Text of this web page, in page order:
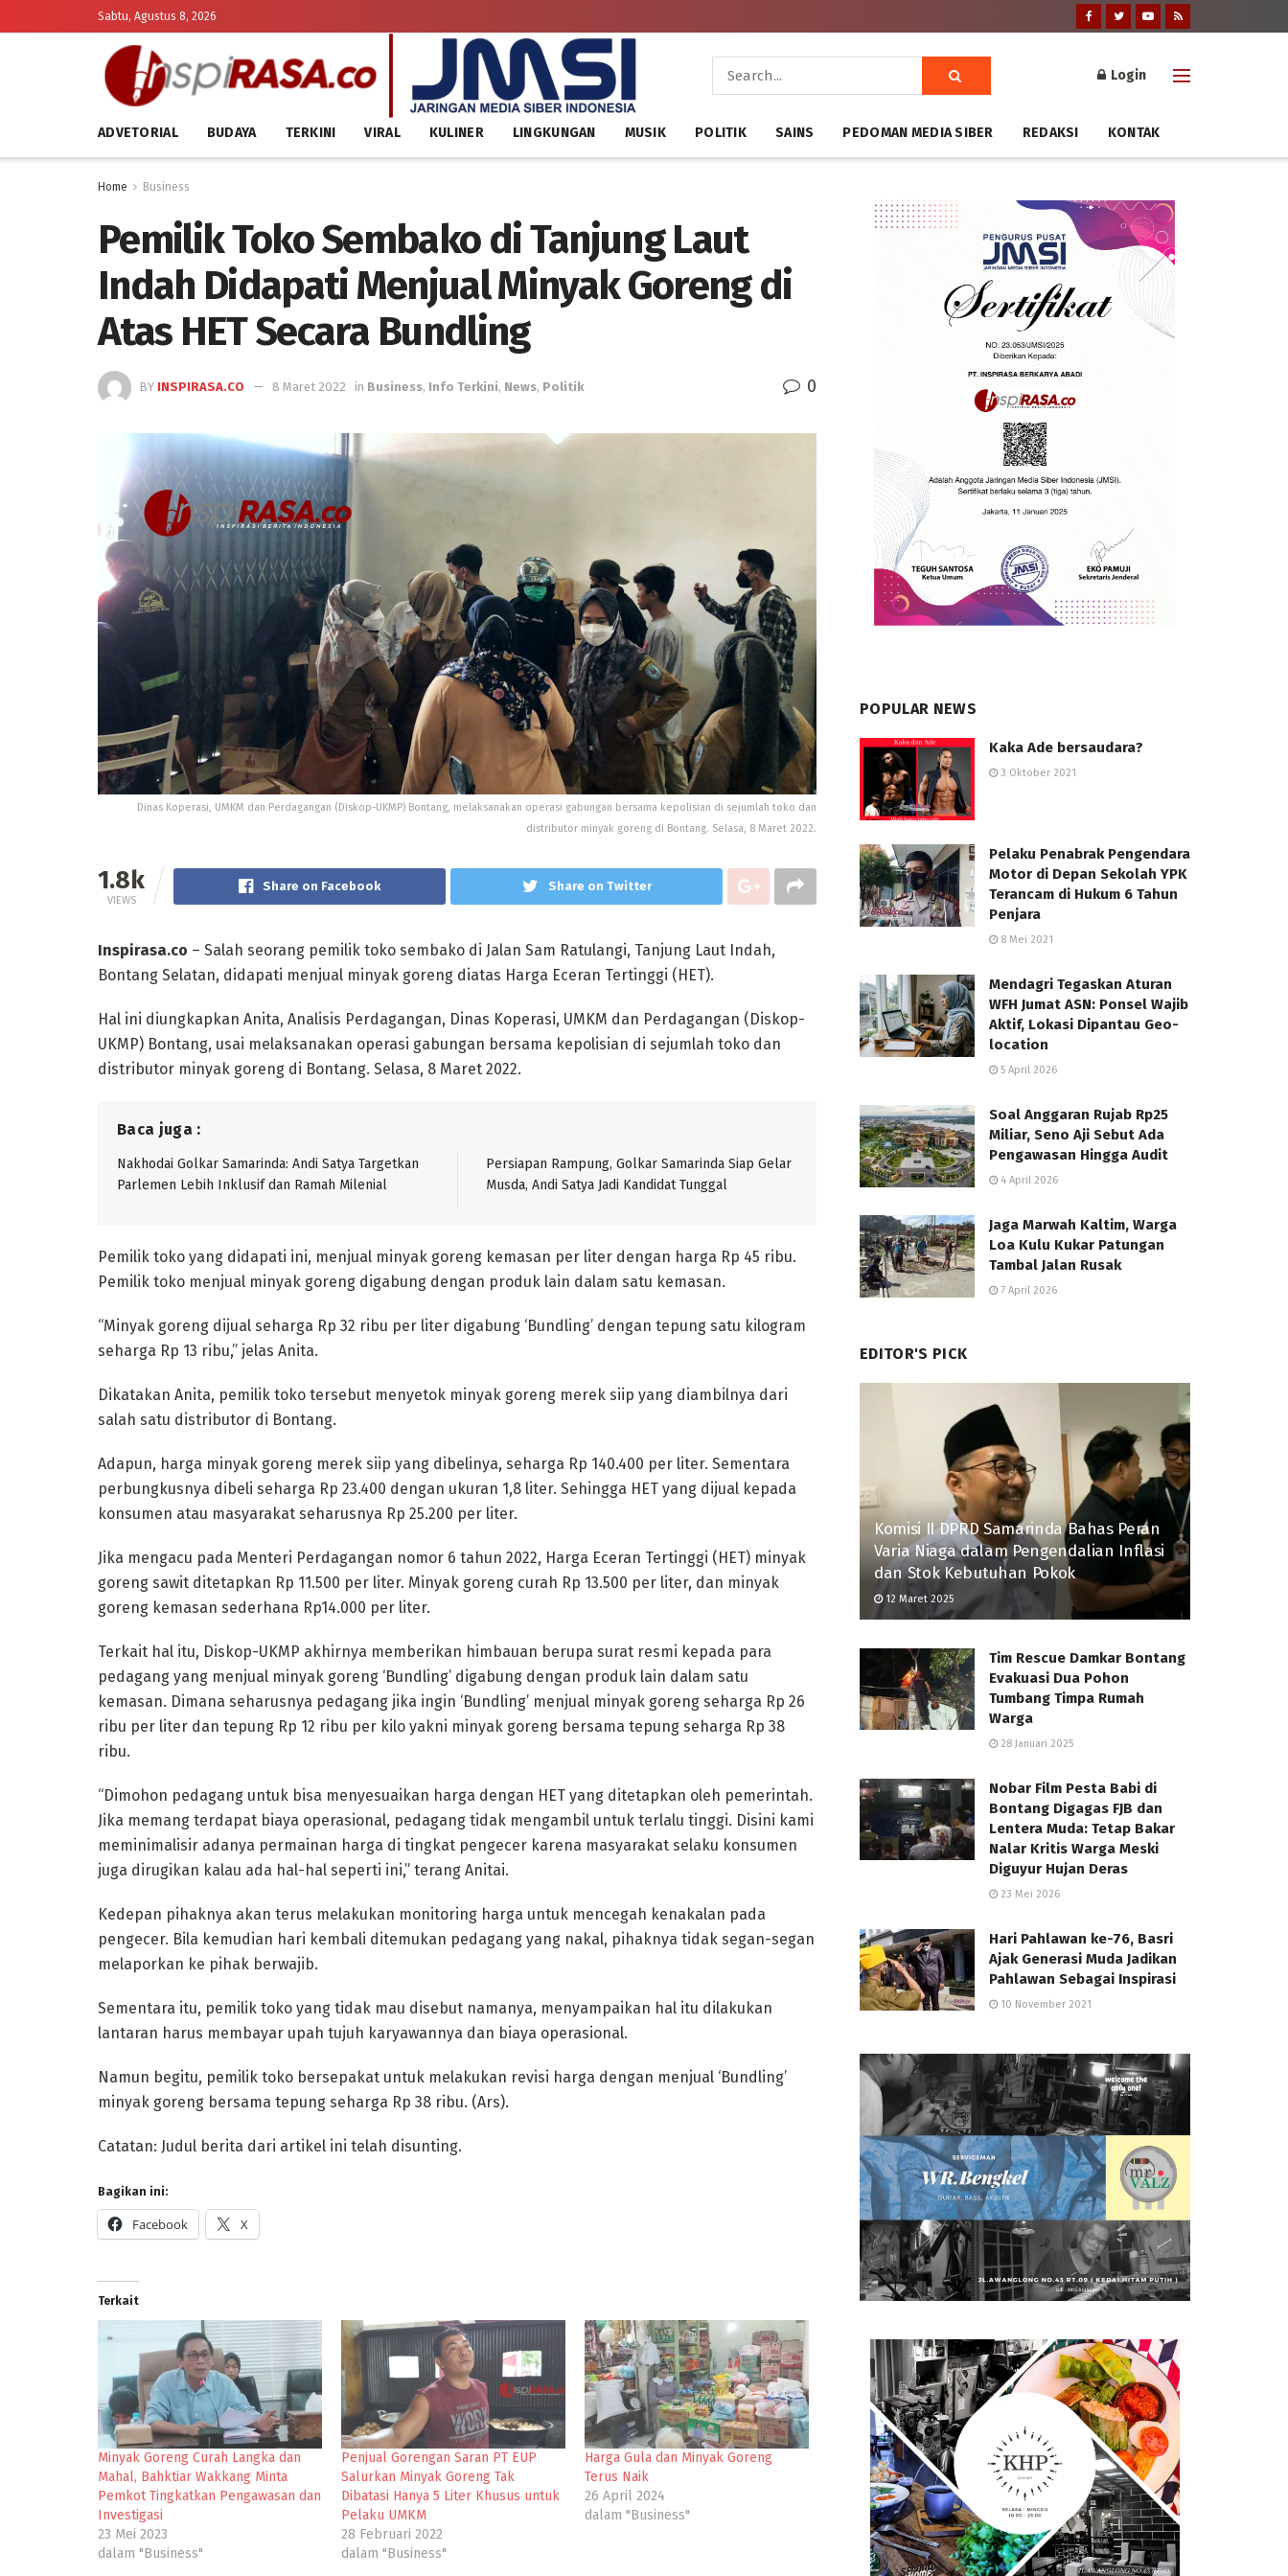
Sabtu, Agustus 8, 2026
Login
ADVETORIAL BUDAYA TERKINI VIRAL KULINER LINGKUNGAN MUSIK POLITIK SAINS PEDOMAN MEDIA SIBER REDAKSI KONTAK
Home Business
Pemilik Toko Sembako di Tanjung Laut
Indah Didapati Menjual Minyak Goreng di
Atas HET Secara Bundling
BY INSPIRASA.CO 8 Maret 2022 in Business, Info Terkini, News, Politik 0
Dinas Koperasi, UMKM dan Perdagangan (Diskop-UKMP) Bontang, melaksanakan operasi gabungan bersama kepolisian di sejumlah toko dan
distributor minyak goreng di Bontang. Selasa, 8 Maret 2022.
1.8k
VIEWS
Share on Facebook Share on Twitter
Inspirasa.co – Salah seorang pemilik toko sembako di Jalan Sam Ratulangi, Tanjung Laut Indah,
Bontang Selatan, didapati menjual minyak goreng diatas Harga Eceran Tertinggi (HET).
Hal ini diungkapkan Anita, Analisis Perdagangan, Dinas Koperasi, UMKM dan Perdagangan (Diskop-
UKMP) Bontang, usai melaksanakan operasi gabungan bersama kepolisian di sejumlah toko dan
distributor minyak goreng di Bontang. Selasa, 8 Maret 2022.
Baca juga :
Nakhodai Golkar Samarinda: Andi Satya Targetkan
Parlemen Lebih Inklusif dan Ramah Milenial
Persiapan Rampung, Golkar Samarinda Siap Gelar
Musda, Andi Satya Jadi Kandidat Tunggal
Pemilik toko yang didapati ini, menjual minyak goreng kemasan per liter dengan harga Rp 45 ribu.
Pemilik toko menjual minyak goreng digabung dengan produk lain dalam satu kemasan.
“Minyak goreng dijual seharga Rp 32 ribu per liter digabung ‘Bundling’ dengan tepung satu kilogram
seharga Rp 13 ribu,” jelas Anita.
Dikatakan Anita, pemilik toko tersebut menyetok minyak goreng merek siip yang diambilnya dari
salah satu distributor di Bontang.
Adapun, harga minyak goreng merek siip yang dibelinya, seharga Rp 140.400 per liter. Sementara
perbungkusnya dibeli seharga Rp 23.400 dengan ukuran 1,8 liter. Sehingga HET yang dijual kepada
konsumen atau masyarakat seharusnya Rp 25.200 per liter.
Jika mengacu pada Menteri Perdagangan nomor 6 tahun 2022, Harga Eceran Tertinggi (HET) minyak
goreng sawit ditetapkan Rp 11.500 per liter. Minyak goreng curah Rp 13.500 per liter, dan minyak
goreng kemasan sederhana Rp14.000 per liter.
Terkait hal itu, Diskop-UKMP akhirnya memberikan himbauan berupa surat resmi kepada para
pedagang yang menjual minyak goreng ‘Bundling’ digabung dengan produk lain dalam satu
kemasan. Dimana seharusnya pedagang jika ingin ‘Bundling’ menjual minyak goreng seharga Rp 26
ribu per liter dan tepung Rp 12 ribu per kilo yakni minyak goreng bersama tepung seharga Rp 38
ribu.
“Dimohon pedagang untuk bisa menyesuaikan harga dengan HET yang ditetapkan oleh pemerintah.
Jika memang terdapat biaya operasional, pedagang tidak mengambil untuk terlalu tinggi. Disini kami
meminimalisir adanya permainan harga di tingkat pengecer karena masyarakat selaku konsumen
juga dirugikan kalau ada hal-hal seperti ini,” terang Anitai.
Kedepan pihaknya akan terus melakukan monitoring harga untuk mencegah kenakalan pada
pengecer. Bila kemudian hari kembali ditemukan pedagang yang nakal, pihaknya tidak segan-segan
melaporkan ke pihak berwajib.
Sementara itu, pemilik toko yang tidak mau disebut namanya, menyampaikan hal itu dilakukan
lantaran harus membayar upah tujuh karyawannya dan biaya operasional.
Namun begitu, pemilik toko bersepakat untuk melakukan revisi harga dengan menjual ‘Bundling’
minyak goreng bersama tepung seharga Rp 38 ribu. (Ars).
Catatan: Judul berita dari artikel ini telah disunting.
Bagikan ini:
Facebook X
Terkait
Minyak Goreng Curah Langka dan
Mahal, Bahktiar Wakkang Minta
Pemkot Tingkatkan Pengawasan dan
Investigasi
23 Mei 2023
dalam "Business"
Penjual Gorengan Saran PT EUP
Salurkan Minyak Goreng Tak
Dibatasi Hanya 5 Liter Khusus untuk
Pelaku UMKM
28 Februari 2022
dalam "Business"
Harga Gula dan Minyak Goreng
Terus Naik
26 April 2024
dalam "Business"
POPULAR NEWS
Kaka Ade bersaudara?
3 Oktober 2021
Pelaku Penabrak Pengendara
Motor di Depan Sekolah YPK
Terancam di Hukum 6 Tahun
Penjara
8 Mei 2021
Mendagri Tegaskan Aturan
WFH Jumat ASN: Ponsel Wajib
Aktif, Lokasi Dipantau Geo-
location
5 April 2026
Soal Anggaran Rujab Rp25
Miliar, Seno Aji Sebut Ada
Pengawasan Hingga Audit
4 April 2026
Jaga Marwah Kaltim, Warga
Loa Kulu Kukar Patungan
Tambal Jalan Rusak
7 April 2026
EDITOR'S PICK
Komisi II DPRD Samarinda Bahas Peran
Varia Niaga dalam Pengendalian Inflasi
dan Stok Kebutuhan Pokok
12 Maret 2025
Tim Rescue Damkar Bontang
Evakuasi Dua Pohon
Tumbang Timpa Rumah
Warga
28 Januari 2025
Nobar Film Pesta Babi di
Bontang Digagas FJB dan
Lentera Muda: Tetap Bakar
Nalar Kritis Warga Meski
Diguyur Hujan Deras
23 Mei 2026
Hari Pahlawan ke-76, Basri
Ajak Generasi Muda Jadikan
Pahlawan Sebagai Inspirasi
10 November 2021